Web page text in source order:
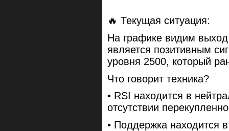
🔥 Текущая ситуация:
На графике видим
является позитивным
уровня 2500, который
Что говорит техника?
• RSI находится в
отсутствии
• Поддержка находится